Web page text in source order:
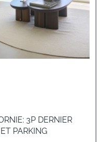
3P DERNIER
PARKING